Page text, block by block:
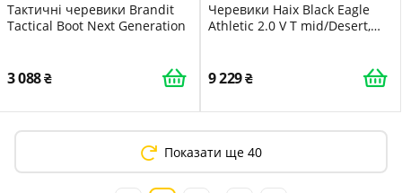
Тактичні черевики Brandit
Tactical Boot Next Generation
3 088
Черевики Haix Black Eagle
Athletic 2.0 V T mid/Desert,
9 229
Показати ще 40